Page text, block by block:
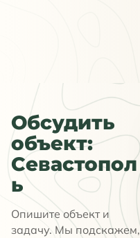
Обсудить
объект:
Севастопол
ь
Опишите объект и
задачу. Мы подскажем,